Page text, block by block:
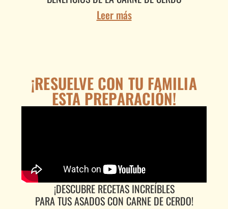
Leer más
¡RESUELVE CON TU FAMILIA
ESTA PREPARACIÓN!
¡DESCUBRE RECETAS INCREÍBLES
PARA TUS ASADOS CON CARNE DE CERDO!